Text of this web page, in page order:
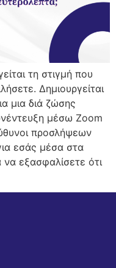
τη στιγμή που
Δημιουργείται
μια διά ζώσης
μέσω Zoom
προσλήψεων
εσάς μέσα στα
εξασφαλίσετε ότι